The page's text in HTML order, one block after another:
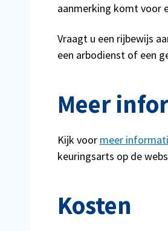
aanmerking komt voor
Vraagt u een rijbewijs
een arbodienst of een
Meer
Kijk voor meer
keuringsarts op de
Kosten